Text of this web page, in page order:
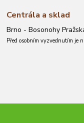
Centrála a sklad
Brno - Bosonohy
Před osobním vyzvednutím je